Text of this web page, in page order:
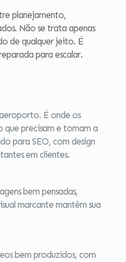
planejamento,
Não se trata apenas
de qualquer jeito. É
para escalar.
É onde os
que precisam e tomam a
para SEO, com design
em clientes.
bem pensadas,
marcante mantêm sua
bem produzidos, com